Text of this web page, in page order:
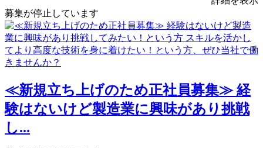
募集が停止しています
≪新規立ち上げのため正社員募集≫ 経
験はないけど製造業に興味があり挑戦
し...